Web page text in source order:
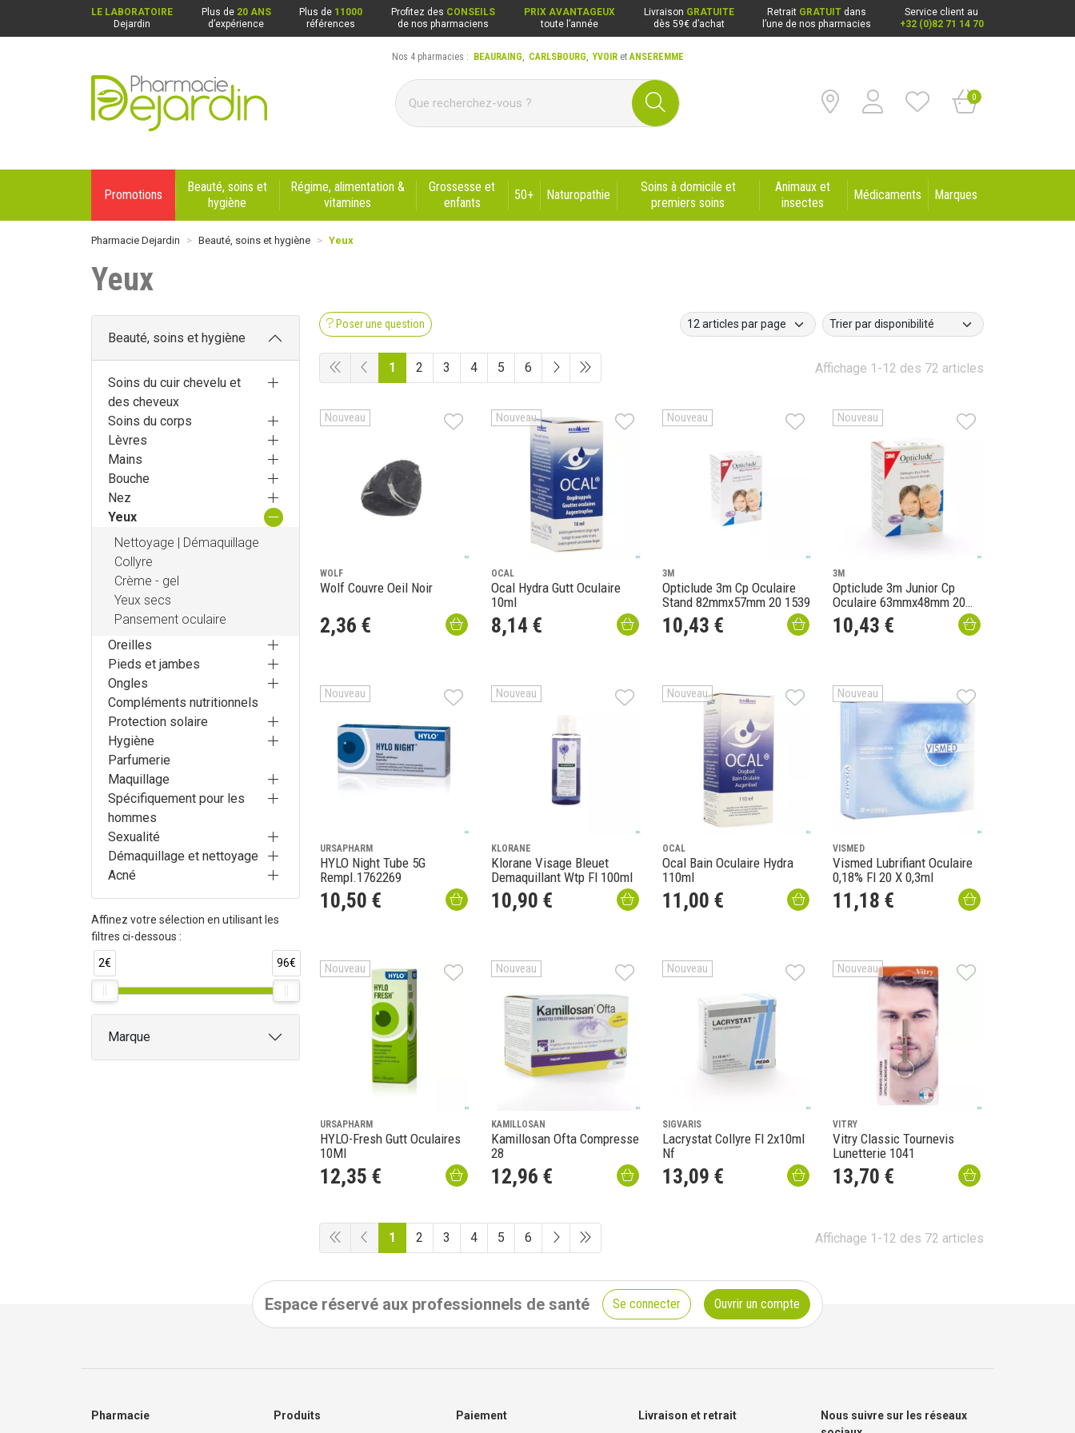
LE LABORATOIRE
Dejardin
Plus de 20 ANS
d’expérience
Plus de 11000
références
Profitez des CONSEILS
de nos pharmaciens
PRIX AVANTAGEUX
toute l’année
Livraison GRATUITE
dès 59€ d’achat
Retrait GRATUIT dans
l’une de nos pharmacies
Service client au
+32 (0)82 71 14 70
Pharmacie Dejardin Nos 4 pharmacies : Beauraing, Carlsbourg, Yvoir, Anseremme
0
Nos 4 pharmacies : BEAURAING, CARLSBOURG,YVOIRetANSEREMME
Promotions
Beauté, soins et
hygiène
Régime, alimentation &
vitamines
Grossesse et
enfants
50+ Naturopathie
Soins à domicile et
premiers soins
Animaux et
insectes
Médicaments Marques
Pharmacie Dejardin Beauté, soins et hygiène Yeux
Yeux
Poser une question
Affichage 1-12 des 72 articles
1 2 3 4 5 6
Nouveau
WOLF
Wolf Couvre Oeil Noir
2,36 €
Nouveau
OCAL
Ocal Hydra Gutt Oculaire
10ml
8,14 €
Nouveau
3M
Opticlude 3m Cp Oculaire
Stand 82mmx57mm 20 1539
10,43 €
Nouveau
3M
Opticlude 3m Junior Cp
Oculaire 63mmx48mm 20
1537
10,43 €
Nouveau
URSAPHARM
HYLO Night Tube 5G
Rempl.1762269
10,50 €
Nouveau
KLORANE
Klorane Visage Bleuet
Demaquillant Wtp Fl 100ml
10,90 €
Nouveau
OCAL
Ocal Bain Oculaire Hydra
110ml
11 ,00 €
Nouveau
VISMED
Vismed Lubrifiant Oculaire
0,18% Fl 20 X 0,3ml
11 ,18 €
Nouveau
URSAPHARM
HYLO-Fresh Gutt Oculaires
10Ml
12,35 €
Nouveau
KAMILLOSAN
Kamillosan Ofta Compresse
28
12,96 €
Nouveau
SIGVARIS
Lacrystat Collyre Fl 2x10ml
Nf
13,09 €
Nouveau
VITRY
Vitry Classic Tournevis
Lunetterie 1041
13,70 €
Affichage 1-12 des 72 articles
1 2 3 4 5 6
Beauté, soins et hygiène
Soins du cuir chevelu et
des cheveux
Soins du corps
Lèvres
Mains
Bouche
Nez
Yeux
Nettoyage | Démaquillage
Collyre
Crème - gel
Yeux secs
Pansement oculaire
Oreilles
Pieds et jambes
Ongles
Compléments nutritionnels
Protection solaire
Hygiène
Parfumerie
Maquillage
Spécifiquement pour les
hommes
Sexualité
Démaquillage et nettoyage
Acné
Affinez votre sélection en utilisant les
filtres ci-dessous :
2€ 96€
Marque
Espace réservé aux professionnels de santé Se connecter Ouvrir un compte
Pharmacie Produits Paiement Livraison et retrait
Nous suivre sur les réseaux